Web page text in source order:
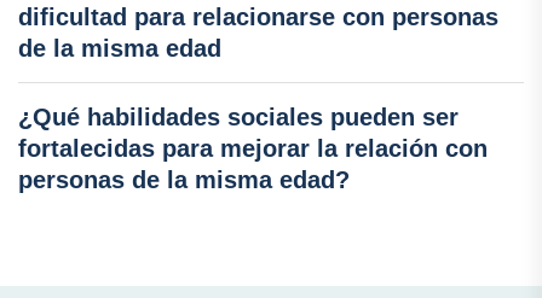
dificultad para relacionarse con personas
de la misma edad
¿Qué habilidades sociales pueden ser
fortalecidas para mejorar la relación con
personas de la misma edad?